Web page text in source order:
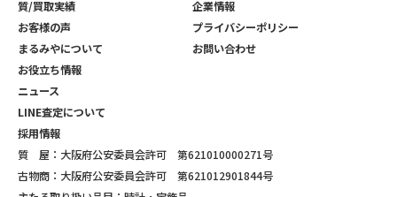
質/買取実績
お客様の声
まるみやについて
お役立ち情報
ニュース
LINE査定について
採用情報
企業情報
プライバシーポリシー
お問い合わせ
質 屋：大阪府公安委員会許可 第621010000271号
古物商：大阪府公安委員会許可 第621012901844号